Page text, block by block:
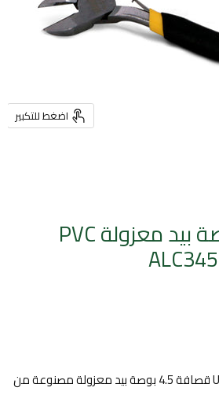
اضغط للتكبير
قصافة 4.5 بوصة بيد معزولة PVC
العلامة التجارية UYUs Tools قصافة 4.5 بوصة بيد معزولة مصنوعة من